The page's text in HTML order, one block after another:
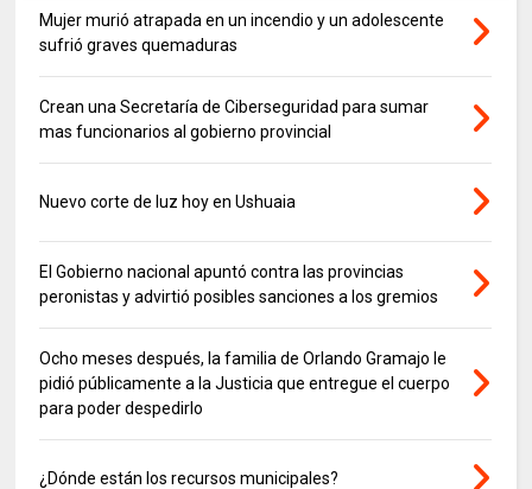
Mujer murió atrapada en un incendio y un adolescente
sufrió graves quemaduras
Crean una Secretaría de Ciberseguridad para sumar
mas funcionarios al gobierno provincial
Nuevo corte de luz hoy en Ushuaia
El Gobierno nacional apuntó contra las provincias
peronistas y advirtió posibles sanciones a los gremios
Ocho meses después, la familia de Orlando Gramajo le
pidió públicamente a la Justicia que entregue el cuerpo
para poder despedirlo
¿Dónde están los recursos municipales?